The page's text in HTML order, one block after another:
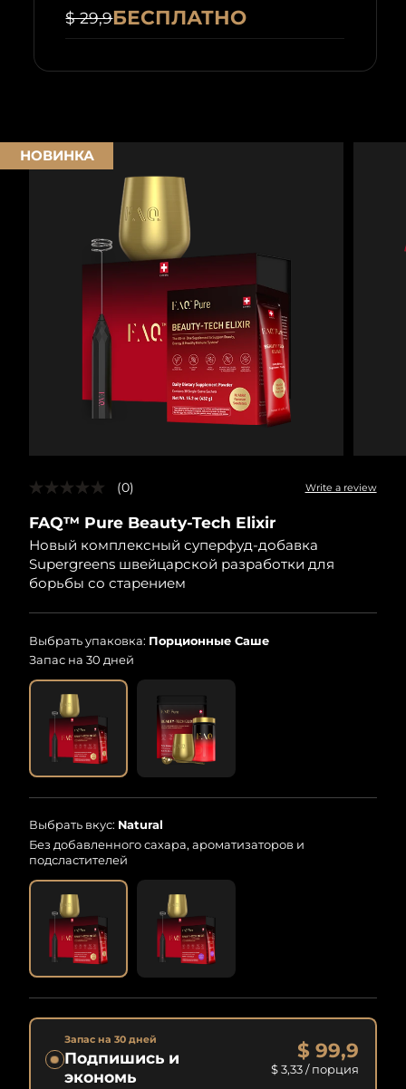
$ 29,9БЕСПЛАТНО
НОВИНКА
No
value
Same
page
link.
(0) Write a review
FAQ™ Pure Beauty-Tech Elixir
Новый комплексный суперфуд-добавка
Supergreens швейцарской разработки для
борьбы со старением
Выбрать упаковка: Порционные Саше
Запас на 30 дней
Выбрать вкус: Natural
Без добавленного сахара, ароматизаторов и
подсластителей
Запас на 30 дней
Подпишись и
экономь
$ 99,9
$ 3,33/ порция